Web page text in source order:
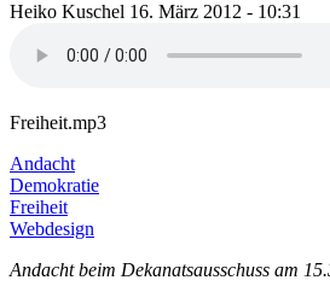
Heiko Kuschel 16. März 2012 - 10:31
Freiheit.mp3
Andacht
Demokratie
Freiheit
Webdesign
Andacht beim Dekanatsausschuss am